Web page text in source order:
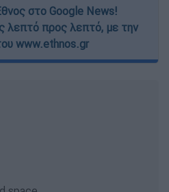
στο Google News!
λεπτό προς λεπτό, με την
www.ethnos.gr